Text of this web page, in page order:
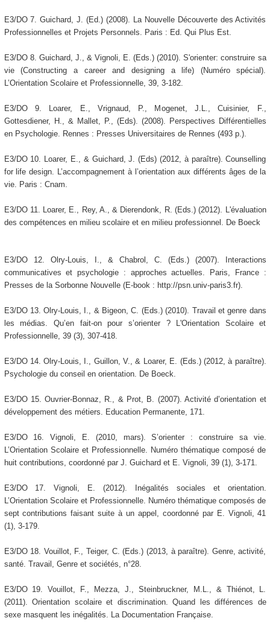
E3/DO 7. Guichard, J. (Ed.) (2008). La Nouvelle Découverte des Activités
Professionnelles et Projets Personnels. Paris : Ed. Qui Plus Est.
E3/DO 8. Guichard, J., & Vignoli, E. (Eds.) (2010). S'orienter: construire sa
vie (Constructing a career and designing a life) (Numéro spécial).
L’Orientation Scolaire et Professionnelle, 39, 3-182.
E3/DO 9. Loarer, E., Vrignaud, P., Mogenet, J.L., Cuisinier, F.,
Gottesdiener, H., & Mallet, P., (Eds). (2008). Perspectives Différentielles
en Psychologie. Rennes : Presses Universitaires de Rennes (493 p.).
E3/DO 10. Loarer, E., & Guichard, J. (Eds) (2012, à paraître). Counselling
for life design. L’accompagnement à l’orientation aux différents âges de la
vie. Paris : Cnam.
E3/DO 11. Loarer, E., Rey, A., & Dierendonk, R. (Eds.) (2012). L'évaluation
des compétences en milieu scolaire et en milieu professionnel. De Boeck
E3/DO 12. Olry-Louis, I., & Chabrol, C. (Eds.) (2007). Interactions
communicatives et psychologie : approches actuelles. Paris, France :
Presses de la Sorbonne Nouvelle (E-book : http://psn.univ-paris3.fr).
E3/DO 13. Olry-Louis, I., & Bigeon, C. (Eds.) (2010). Travail et genre dans
les médias. Qu’en fait-on pour s’orienter ? L'Orientation Scolaire et
Professionnelle, 39 (3), 307-418.
E3/DO 14. Olry-Louis, I., Guillon, V., & Loarer, E. (Eds.) (2012, à paraître).
Psychologie du conseil en orientation. De Boeck.
E3/DO 15. Ouvrier-Bonnaz, R., & Prot, B. (2007). Activité d’orientation et
développement des métiers. Education Permanente, 171.
E3/DO 16. Vignoli, E. (2010, mars). S’orienter : construire sa vie.
L’Orientation Scolaire et Professionnelle. Numéro thématique composé de
huit contributions, coordonné par J. Guichard et E. Vignoli, 39 (1), 3-171.
E3/DO 17. Vignoli, E. (2012). Inégalités sociales et orientation.
L’Orientation Scolaire et Professionnelle. Numéro thématique composés de
sept contributions faisant suite à un appel, coordonné par E. Vignoli, 41
(1), 3-179.
E3/DO 18. Vouillot, F., Teiger, C. (Eds.) (2013, à paraître). Genre, activité,
santé. Travail, Genre et sociétés, n°28.
E3/DO 19. Vouillot, F., Mezza, J., Steinbruckner, M.L., & Thiénot, L.
(2011). Orientation scolaire et discrimination. Quand les différences de
sexe masquent les inégalités. La Documentation Française.